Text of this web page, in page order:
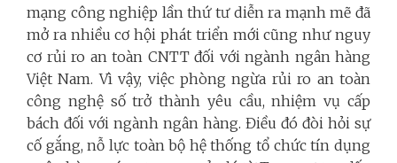
mạng công nghiệp lần thứ tư diễn ra mạnh mẽ đã
mở ra nhiều cơ hội phát triển mới cũng như nguy
cơ rủi ro an toàn CNTT đối với ngành ngân hàng
Việt Nam. Vì vậy, việc phòng ngừa rủi ro an toàn
công nghệ số trở thành yêu cầu, nhiệm vụ cấp
bách đối với ngành ngân hàng. Điều đó đòi hỏi sự
cố gắng, nỗ lực toàn bộ hệ thống tổ chức tín dụng